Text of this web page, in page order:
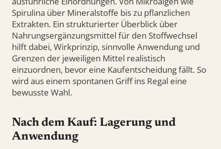
Spirulina über Mineralstoffe bis zu pflanzlichen
Extrakten. Ein strukturierter Überblick über
Nahrungsergänzungsmittel für den Stoffwechsel
hilft dabei, Wirkprinzip, sinnvolle Anwendung und
Grenzen der jeweiligen Mittel realistisch
einzuordnen, bevor eine Kaufentscheidung fällt. So
wird aus einem spontanen Griff ins Regal eine
bewusste Wahl.
Nach dem Kauf: Lagerung und
Anwendung